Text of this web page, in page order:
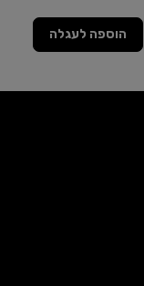
הוספה לעגלה